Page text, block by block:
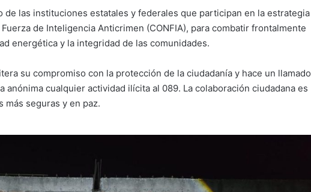
de las instituciones estatales y federales que participan en la estrategia
de Inteligencia Anticrimen (CONFIA), para combatir frontalmente
energética y la integridad de las comunidades.
su compromiso con la protección de la ciudadanía y hace un llamado
anónima cualquier actividad ilícita al 089. La colaboración ciudadana es
más seguras y en paz.